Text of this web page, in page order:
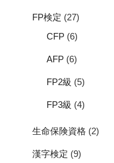
FP検定 (27)
CFP (6)
AFP (6)
FP2級 (5)
FP3級 (4)
生命保険資格 (2)
漢字検定 (9)